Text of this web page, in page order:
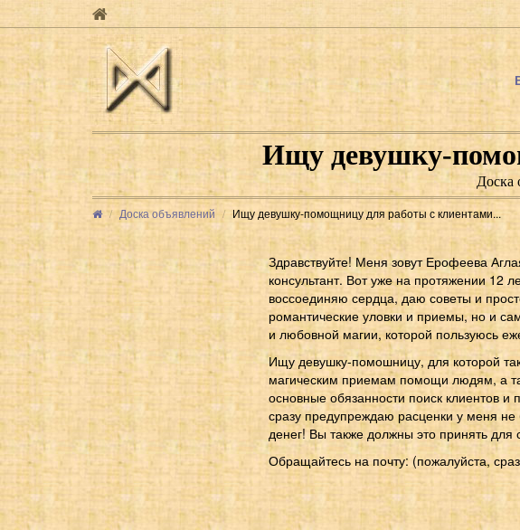
Ищу девушку-
Доска
Доска объявлений
Ищу девушку-помощницу для работы с клиентами...
Здравствуйте! Меня зовут Ерофеева
консультант. Вот уже на протяжении 12
воссоединяю сердца, даю советы и
романтические уловки и приемы, но и
и любовной магии, которой пользуюсь
Ищу девушку-помошницу, для которой
магическим приемам помощи людям, а
основные обязанности поиск клиентов
сразу предупреждаю расценки у меня
денег! Вы также должны это принять
Обращайтесь на почту: (пожалуйста,